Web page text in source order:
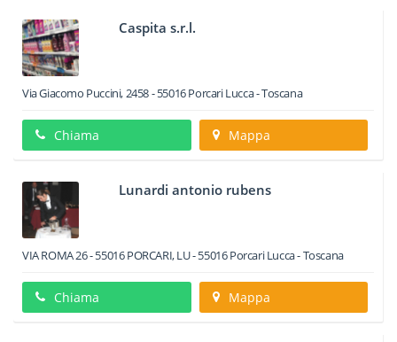
Caspita s.r.l.
Via Giacomo Puccini, 2458-55016PorcariLucca -Toscana
Chiama Mappa
Lunardi antonio rubens
VIA ROMA 26 - 55016 PORCARI, LU-55016PorcariLucca -Toscana
Chiama Mappa